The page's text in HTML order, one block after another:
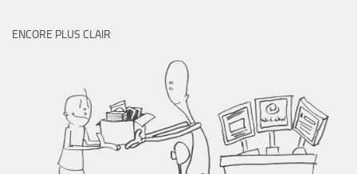
ENCORE PLUS CLAIR